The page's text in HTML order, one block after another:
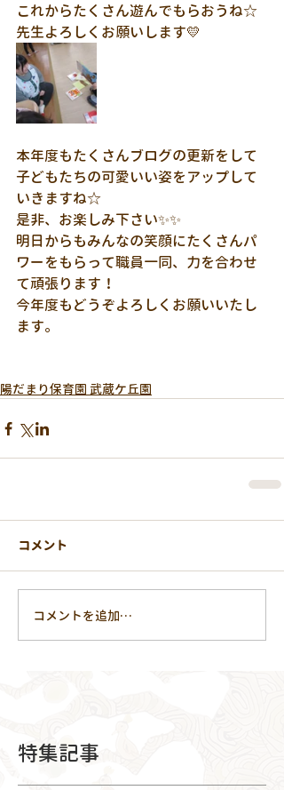
これからたくさん遊んでもらおうね☆
先生よろしくお願いします💛
本年度もたくさんブログの更新をして
子どもたちの可愛いい姿をアップして
いきますね☆
是非、お楽しみ下さい✨✨
明日からもみんなの笑顔にたくさんパ
ワーをもらって職員一同、力を合わせ
て頑張ります！
今年度もどうぞよろしくお願いいたし
ます。
陽だまり保育園 武蔵ケ丘園
コメント
コメントを追加…
特集記事